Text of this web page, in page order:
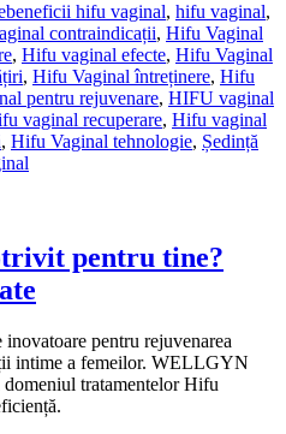
beneficii hifu vaginal, hifu vaginal,
contraindicații, Hifu Vaginal
, Hifu vaginal efecte, Hifu Vaginal
, Hifu Vaginal întreținere, Hifu
pentru rejuvenare, HIFU vaginal
vaginal recuperare, Hifu vaginal
, Hifu Vaginal tehnologie, Ședință
pentru tine?
pentru rejuvenarea
intime a femeilor. WELLGYN
tratamentelor Hifu